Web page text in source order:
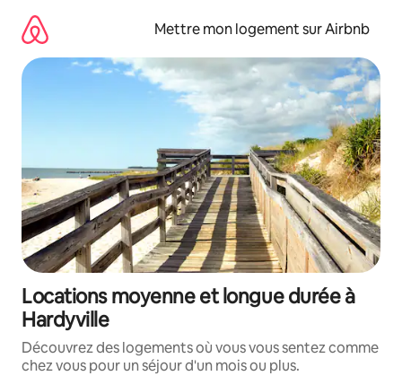
directement
contenu
Mettre mon logement sur Airbnb
Locations moyenne et longue durée à
Hardyville
Découvrez des logements où vous vous sentez comme
chez vous pour un séjour d'un mois ou plus.